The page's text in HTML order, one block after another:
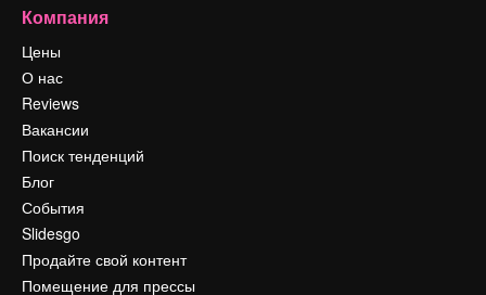
Компания
Цены
О нас
Reviews
Вакансии
Поиск тенденций
Блог
События
Slidesgo
Продайте свой контент
Помещение для прессы